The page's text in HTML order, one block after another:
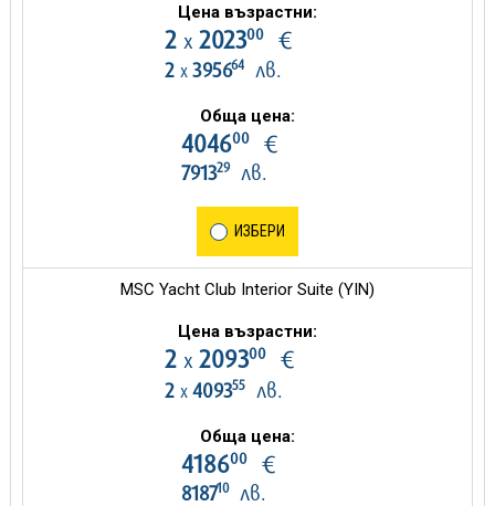
Цена възрастни:
2 х 202300€
2 х 395664лв.
Обща цена:
404600€
791329лв.
ИЗБЕРИ
MSC Yacht Club Interior Suite (YIN)
Цена възрастни:
2 х 209300€
2 х 409355лв.
Обща цена:
418600€
818710лв.